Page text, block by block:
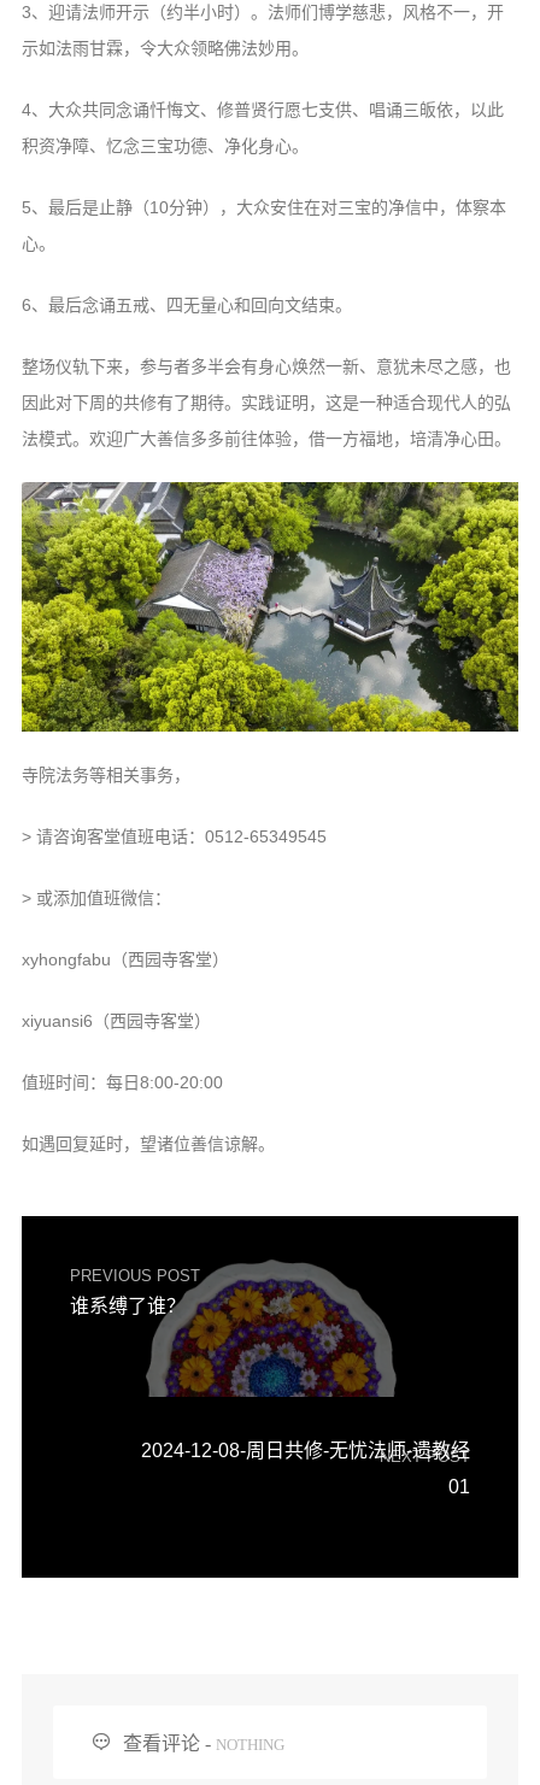
3、迎请法师开示（约半小时）。法师们博学慈悲，风格不一，开
示如法雨甘霖，令大众领略佛法妙用。
4、大众共同念诵忏悔文、修普贤行愿七支供、唱诵三皈依，以此
积资净障、忆念三宝功德、净化身心。
5、最后是止静（10分钟），大众安住在对三宝的净信中，体察本
心。
6、最后念诵五戒、四无量心和回向文结束。
整场仪轨下来，参与者多半会有身心焕然一新、意犹未尽之感，也
因此对下周的共修有了期待。实践证明，这是一种适合现代人的弘
法模式。欢迎广大善信多多前往体验，借一方福地，培清净心田。
寺院法务等相关事务，
> 请咨询客堂值班电话：0512-65349545
> 或添加值班微信：
xyhongfabu（西园寺客堂）
xiyuansi6（西园寺客堂）
值班时间：每日8:00-20:00
如遇回复延时，望诸位善信谅解。
PREVIOUS POST
谁系缚了谁？
NEXT POST
2024-12-08-周日共修-无忧法师-遗教经
01
 查看评论 - NOTHING